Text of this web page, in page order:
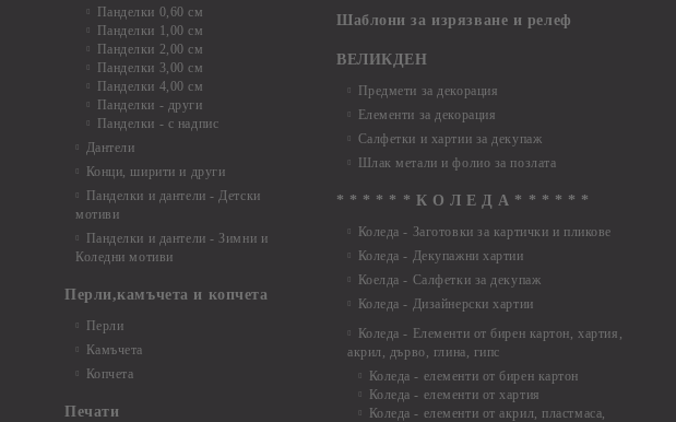
Панделки 0,60 см
Панделки 1,00 см
Панделки 2,00 см
Панделки 3,00 см
Панделки 4,00 см
Панделки - други
Панделки - с надпис
Дантели
Конци, ширити и други
Панделки и дантели - Детски
мотиви
Панделки и дантели - Зимни и
Коледни мотиви
Перли,камъчета и копчета
Перли
Камъчета
Копчета
Печати
Шаблони за изрязване и релеф
ВЕЛИКДЕН
Предмети за декорация
Елементи за декорация
Салфетки и хартии за декупаж
Шлак метали и фолио за позлата
* * * * * * К О Л Е Д А * * * * * *
Коледа - Заготовки за картички и пликове
Коледа - Декупажни хартии
Коелда - Салфетки за декупаж
Коледа - Дизайнерски хартии
Коледа - Eлементи от бирен картон, хартия,
акрил, дърво, глина, гипс
Коледа - елементи от бирен картон
Коледа - елементи от хартия
Коледа - елементи от акрил, пластмаса,